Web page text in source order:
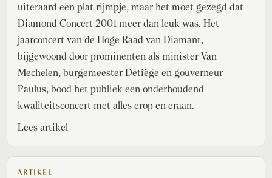
uiteraard een plat rijmpje, maar het moet gezegd dat
Diamond Concert 2001 meer dan leuk was. Het
jaarconcert van de Hoge Raad van Diamant,
bijgewoond door prominenten als minister Van
Mechelen, burgemeester Detiège en gouverneur
Paulus, bood het publiek een onderhoudend
kwaliteitsconcert met alles erop en eraan.
Lees artikel
ARTIKEL